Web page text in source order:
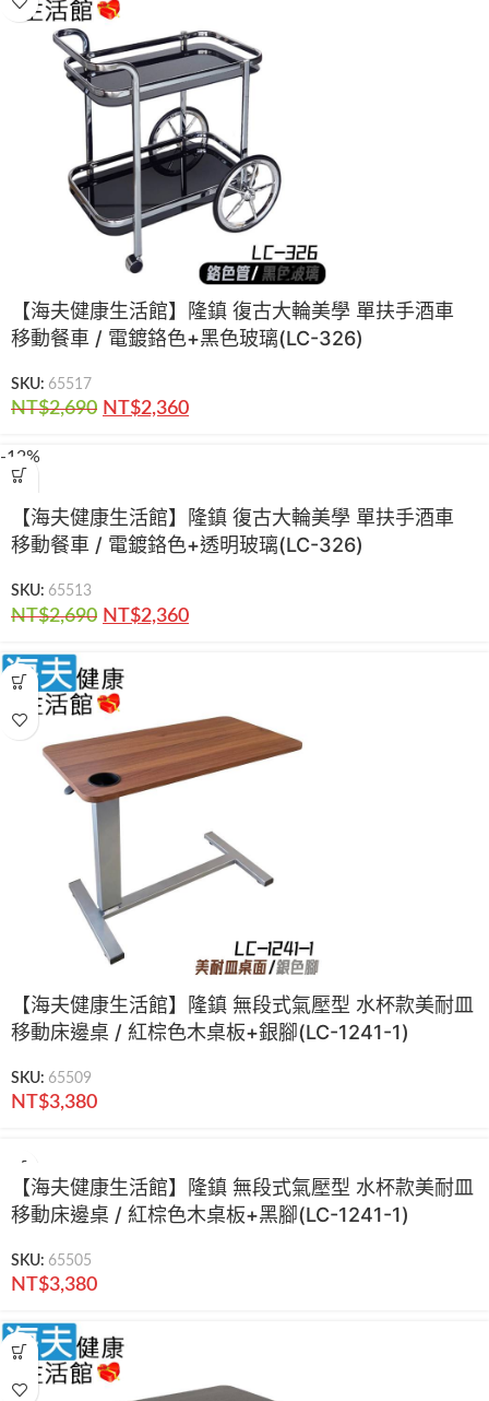
【海夫健康生活館】隆鎮 復古大輪美學 單扶手酒車
移動餐車 / 電鍍鉻色+黑色玻璃(LC-326)
SKU: 65517
NT$2,690 NT$2,360
-12%
【海夫健康生活館】隆鎮 復古大輪美學 單扶手酒車
移動餐車 / 電鍍鉻色+透明玻璃(LC-326)
SKU: 65513
NT$2,690 NT$2,360
【海夫健康生活館】隆鎮 無段式氣壓型 水杯款美耐皿
移動床邊桌 / 紅棕色木桌板+銀腳(LC-1241-1)
SKU: 65509
NT$3,380
【海夫健康生活館】隆鎮 無段式氣壓型 水杯款美耐皿
移動床邊桌 / 紅棕色木桌板+黑腳(LC-1241-1)
SKU: 65505
NT$3,380